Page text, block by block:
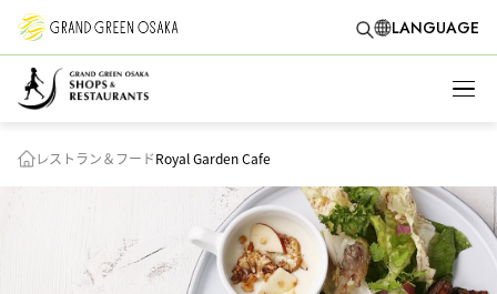
LANGUAGE
レストラン＆フードRoyal Garden Cafe